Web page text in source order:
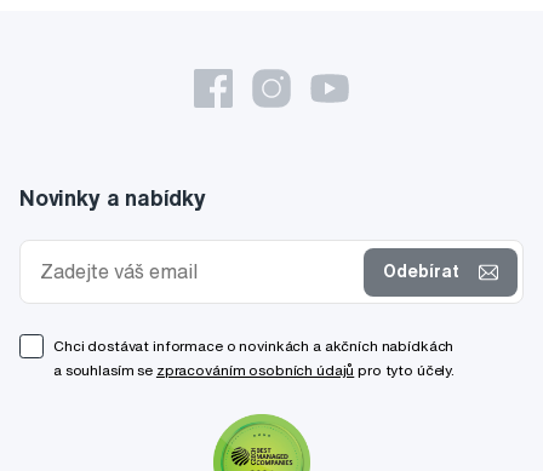
Novinky a nabídky
Odebírat
Chci dostávat informace o novinkách a akčních nabídkách
a souhlasím se zpracováním osobních údajů pro tyto účely.